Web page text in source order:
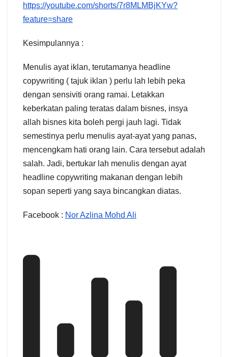
https://youtube.com/shorts/7r8MLMBjKYw?
feature=share
Kesimpulannya :
Menulis ayat iklan, terutamanya headline
copywriting ( tajuk iklan ) perlu lah lebih peka
dengan sensiviti orang ramai. Letakkan
keberkatan paling teratas dalam bisnes, insya
allah bisnes kita boleh pergi jauh lagi. Tidak
semestinya perlu menulis ayat-ayat yang panas,
mencengkam hati orang lain. Cara tersebut adalah
salah. Jadi, bertukar lah menulis dengan ayat
headline copywriting makanan dengan lebih
sopan seperti yang saya bincangkan diatas.
Facebook : Nor Azlina Mohd Ali